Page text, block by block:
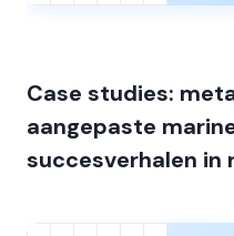
Case studies:
aangepaste
succesverhalen in